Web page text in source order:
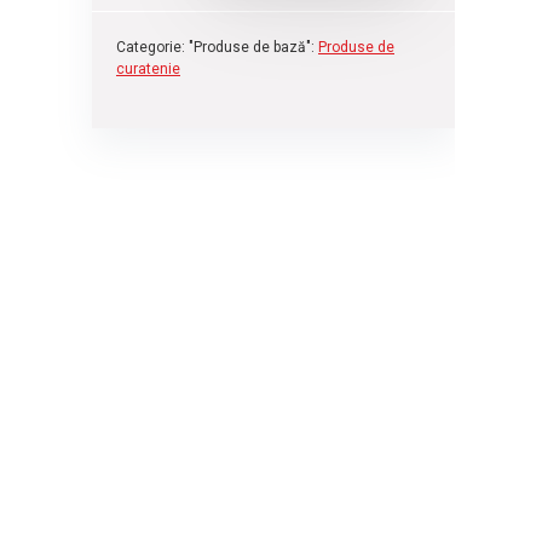
Categorie: "Produse de bază": Produse de
curatenie